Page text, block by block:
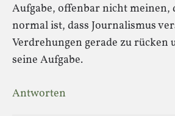
Aufgabe, offenbar nicht meinen,
normal ist, dass Journalismus
Verdrehungen gerade zu rücken
seine Aufgabe.
Antworten